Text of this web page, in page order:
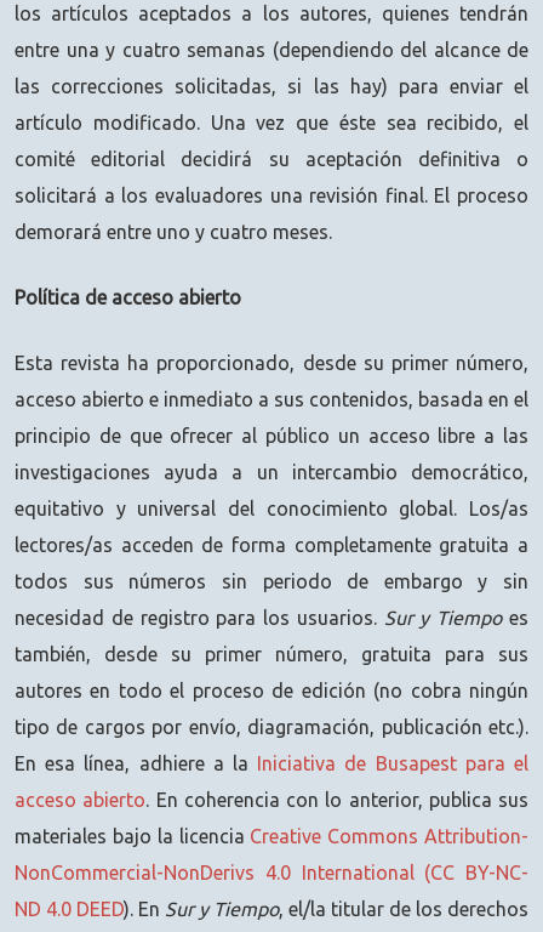
los artículos aceptados a los autores, quienes tendrán
entre una y cuatro semanas (dependiendo del alcance de
las correcciones solicitadas, si las hay) para enviar el
artículo modificado. Una vez que éste sea recibido, el
comité editorial decidirá su aceptación definitiva o
solicitará a los evaluadores una revisión final. El proceso
demorará entre uno y cuatro meses.
Política de acceso abierto
Esta revista ha proporcionado, desde su primer número,
acceso abierto e inmediato a sus contenidos, basada en el
principio de que ofrecer al público un acceso libre a las
investigaciones ayuda a un intercambio democrático,
equitativo y universal del conocimiento global. Los/as
lectores/as acceden de forma completamente gratuita a
todos sus números sin periodo de embargo y sin
necesidad de registro para los usuarios. Sur y Tiempoes
también, desde su primer número, gratuita para sus
autores en todo el proceso de edición (no cobra ningún
tipo de cargos por envío, diagramación, publicación etc.).
En esa línea, adhiere a la Iniciativa de Busapest para el
acceso abierto. En coherencia con lo anterior, publica sus
materiales bajo la licencia Creative Commons Attribution-
NonCommercial-NonDerivs 4.0 International (CC BY-NC-
ND 4.0 DEED). En Sur y Tiempo, el/la titular de los derechos